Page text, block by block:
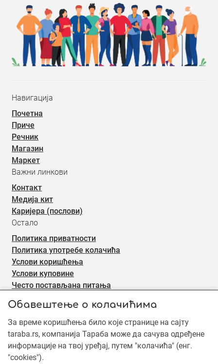
Обавештење о колачићима
За време коришћења било које странице на сајту
taraba.rs, компанија Тараба може да сачува одређене
информације на твој уређај, путем "колачића" (енг.
"cookies").
Навигација
Почетна
Приче
Речник
Магазин
Маркет
Важни линкови
Контакт
Медија кит
Каријера (послови)
Остало
Политика приватности
Политика употребе колачића
Услови коришћења
Услови куповине
Често постављана питања
Пријави се
Пријави се на наш електронски билтен (newsletter) за
информације о новом садржају.